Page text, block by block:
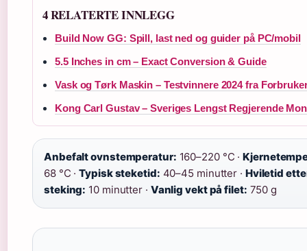
4 RELATERTE INNLEGG
Build Now GG: Spill, last ned og guider på PC/mobil
5.5 Inches in cm – Exact Conversion & Guide
Vask og Tørk Maskin – Testvinnere 2024 fra
Kong Carl Gustav – Sveriges Lengst Regjerende
Anbefalt ovnstemperatur: 160–220 °C ·
68 °C ·Typisk steketid: 40–45 minutter · Hviletid
steking: 10 minutter · Vanlig vekt på filet: 750 g